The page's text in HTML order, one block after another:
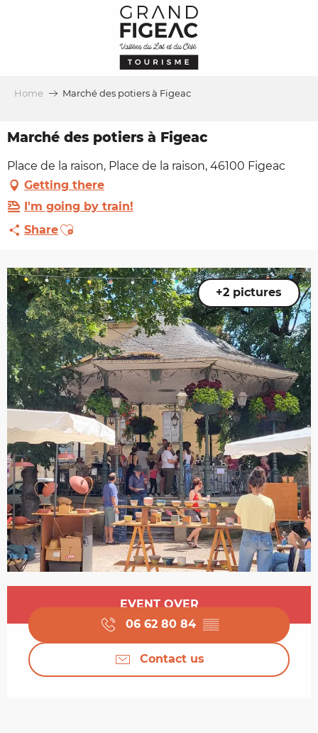
Home Marché des potiers à Figeac
Marché des potiers à Figeac
Place de la raison, Place de la raison, 46100 Figeac
Getting there
I'm going by train!
ShareAjouter aux favoris
+2 pictures
Opening hours & contact details
EVENT OVER
06 62 80 84 ▒▒
Contact us